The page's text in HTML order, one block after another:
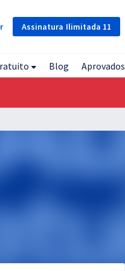
Assinatura Ilimitada 11
Blog Aprovados